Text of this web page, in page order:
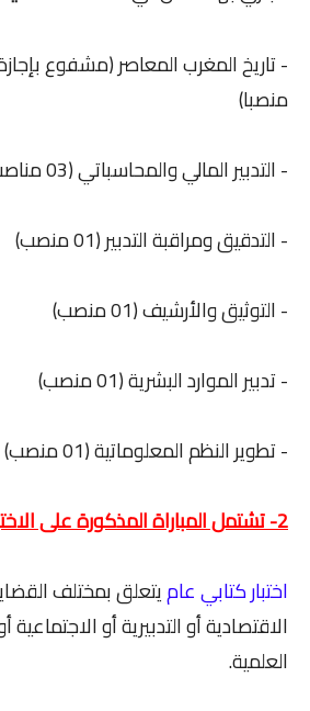
منصبا)
- التدبير المالي والمحاسباتي (03 مناصب)
- التدقيق ومراقبة التدبير (01 منصب)
- التوثيق والأرشيف (01 منصب)
- تدبير الموارد البشرية (01 منصب)
- تطوير النظم المعلوماتية (01 منصب)
2- تشتمل المباراة المذكورة على الاختبارات التالية:
اختبار كتابي عاميتعلق بمختلف
الاقتصادية أو التدبيرية أو الاجتماعية
العلمية.